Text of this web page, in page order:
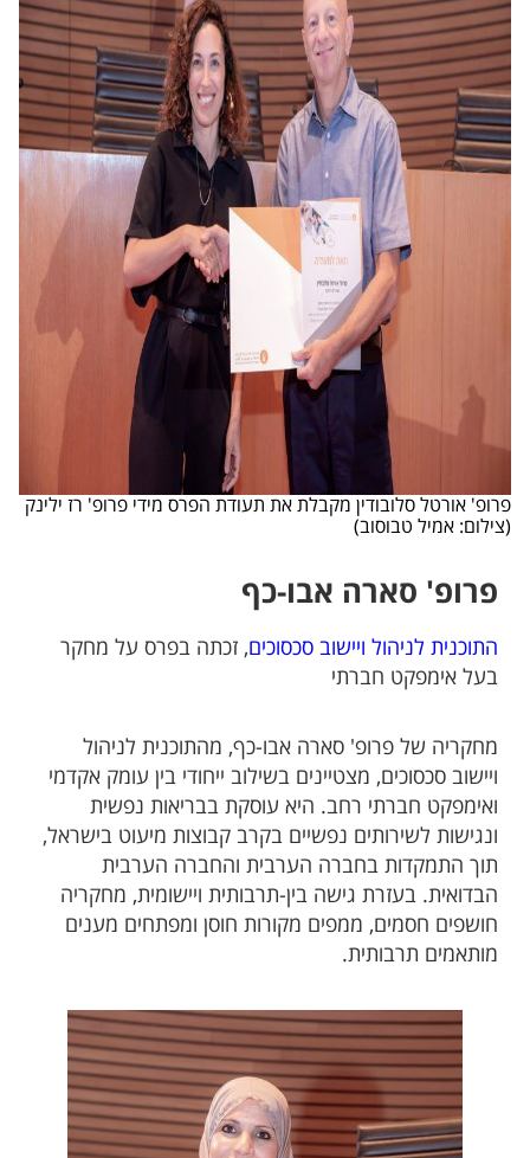
פרופ' אורטל סלובודין מקבלת את תעודת הפרס מידי פרופ' רז ילינק
(צילום: אמיל טבוסוב)
פרופ' סארה אבו-כף
התוכנית לניהול ויישוב סכסוכים, זכתה בפרס על מחקר
בעל אימפקט חברתי
מחקריה של פרופ' סארה אבו-כף, מהתוכנית לניהול
ויישוב סכסוכים, מצטיינים בשילוב ייחודי בין עומק אקדמי
ואימפקט חברתי רחב. היא עוסקת בבריאות נפשית
ונגישות לשירותים נפשיים בקרב קבוצות מיעוט בישראל,
תוך התמקדות בחברה הערבית והחברה הערבית
הבדואית. בעזרת גישה בין-תרבותית ויישומית, מחקריה
חושפים חסמים, ממפים מקורות חוסן ומפתחים מענים
מותאמים תרבותית.